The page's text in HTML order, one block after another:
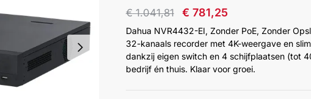
€1.041,81 € 781,25
Dahua NVR4432-EI, Zonder PoE, Zonder
32-kanaals recorder met 4K-weergave en
dankzij eigen switch en 4 schijfplaatsen (tot
bedrijf én thuis. Klaar voor groei.